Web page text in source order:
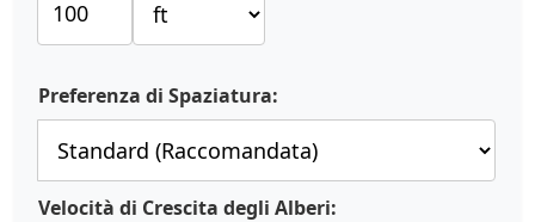
Preferenza di Spaziatura:
Velocità di Crescita degli Alberi: